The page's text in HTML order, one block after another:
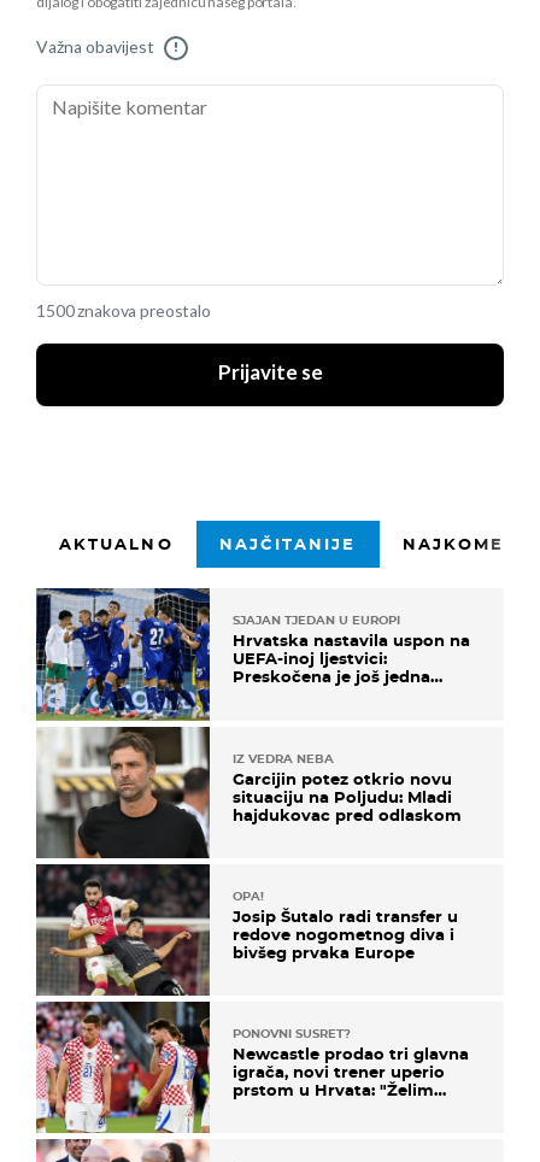
Važna obavijest !
1500 znakova preostalo
Prijavite se
AKTUALNO NAJČITANIJE
SJAJAN TJEDAN U EUROPI
Hrvatska nastavila uspon na
UEFA-inoj ljestvici:
Preskočena je još jedna
IZ VEDRA NEBA
Garcijin potez otkrio novu
situaciju na Poljudu: Mladi
hajdukovac pred odlaskom
OPA!
Josip Šutalo radi transfer u
redove nogometnog diva i
bivšeg prvaka Europe
PONOVNI SUSRET?
Newcastle prodao tri glavna
igrača, novi trener uperio
prstom u Hrvata: "Želim